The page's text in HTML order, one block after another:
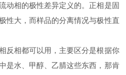
动相的极性差异定义的。正相是固
性大，而样品的分离情况与极性直
反相都可以用，主要区分是根据你
是水、甲醇、乙腈这些东西，那肯